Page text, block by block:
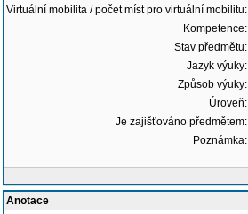
Virtuální mobilita / počet míst pro virtuální mobilitu:
Kompetence:
Stav předmětu:
Jazyk výuky:
Způsob výuky:
Úroveň:
Je zajišťováno předmětem:
Poznámka:
Anotace